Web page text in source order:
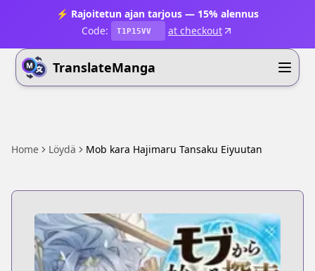
⚡ Rajoitetun ajan tarjous — 15% alennus
Code:
T1P15VV at checkout
TranslateManga
Home Löydä Mob kara Hajimaru Tansaku Eiyuutan